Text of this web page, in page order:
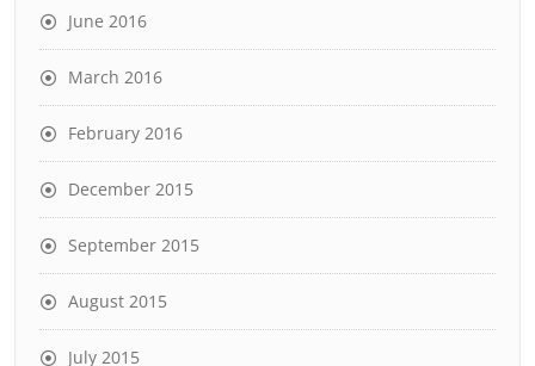
June 2016
March 2016
February 2016
December 2015
September 2015
August 2015
July 2015